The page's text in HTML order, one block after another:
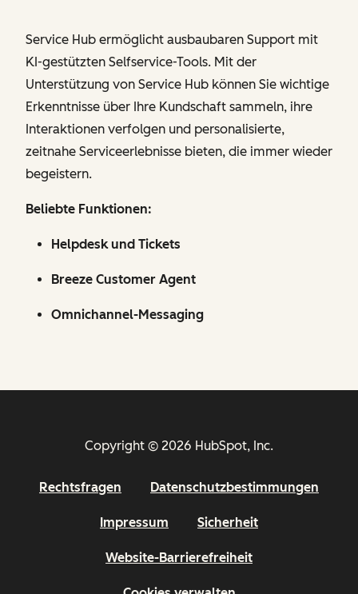
Service Hub ermöglicht ausbaubaren Support mit
KI-gestützten Selfservice-Tools. Mit der
Unterstützung von Service Hub können Sie wichtige
Erkenntnisse über Ihre Kundschaft sammeln, ihre
Interaktionen verfolgen und personalisierte,
zeitnahe Serviceerlebnisse bieten, die immer wieder
begeistern.
Beliebte Funktionen:
Helpdesk und Tickets
Breeze Customer Agent
Omnichannel-Messaging
Copyright © 2026 HubSpot, Inc.
Rechtsfragen Datenschutzbestimmungen
Impressum Sicherheit
Website-Barrierefreiheit